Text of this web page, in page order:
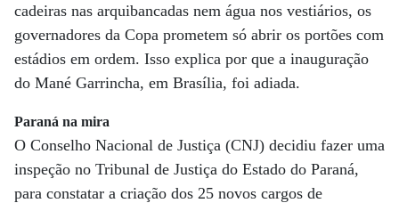
cadeiras nas arquibancadas nem água nos vestiários, os
governadores da Copa prometem só abrir os portões com
estádios em ordem. Isso explica por que a inauguração
do Mané Garrincha, em Brasília, foi adiada.
Paraná na mira
O Conselho Nacional de Justiça (CNJ) decidiu fazer uma
inspeção no Tribunal de Justiça do Estado do Paraná,
para constatar a criação dos 25 novos cargos de